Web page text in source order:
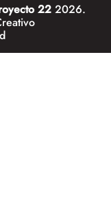
22 2026.